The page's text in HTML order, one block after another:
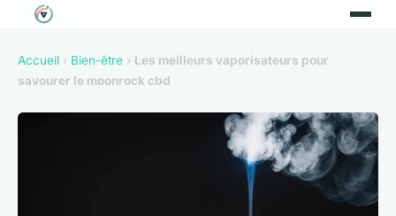
Accueil › Bien-être › Les meilleurs vaporisateurs pour
savourer le moonrock cbd